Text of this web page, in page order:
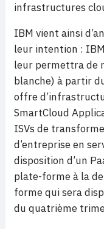
infrastructures
IBM vient ainsi
leur intention :
leur permettra de
blanche) à partir
offre
SmartCloud
ISVs de
d’entreprise en
disposition d’un
plate-forme à la
forme qui sera
du quatrième